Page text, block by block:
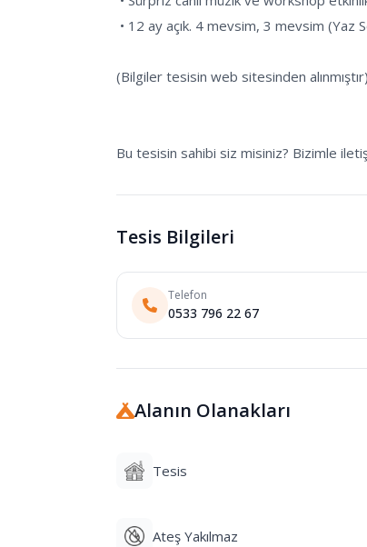
(Bilgiler tesisin web sitesinden alınmıştır)
Bu tesisin sahibi siz misiniz? Bizimle
Tesis Bilgileri
Telefon
0533 796 22 67
Alanın Olanakları
Tesis
Ateş Yakılmaz